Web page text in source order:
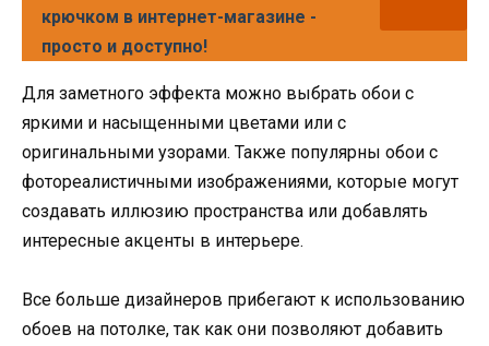
крючком в интернет-магазине -
просто и доступно!
Для заметного эффекта можно выбрать обои с
яркими и насыщенными цветами или с
оригинальными узорами. Также популярны обои с
фотореалистичными изображениями, которые могут
создавать иллюзию пространства или добавлять
интересные акценты в интерьере.
Все больше дизайнеров прибегают к использованию
обоев на потолке, так как они позволяют добавить